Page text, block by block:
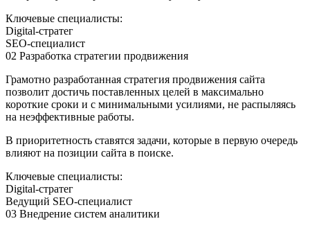
Ключевые специалисты:
Digital-стратег
SEO-специалист
02 Разработка стратегии продвижения
Грамотно разработанная стратегия продвижения сайта
позволит достичь поставленных целей в максимально
короткие сроки и с минимальными усилиями, не распыляясь
на неэффективные работы.
В приоритетность ставятся задачи, которые в первую очередь
влияют на позиции сайта в поиске.
Ключевые специалисты:
Digital-стратег
Ведущий SEO-специалист
03 Внедрение систем аналитики